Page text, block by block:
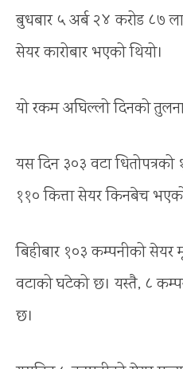
बुधबार ५ अर्ब २४ करोड ८७
सेयर कारोबार भएको थियो।
यो रकम अघिल्लो दिनको
यस दिन ३०३ वटा
११० कित्ता सेयर किनबेच
बिहीबार १०३ कम्पनीको
वटाको घटेको छ। यस्तै, ८
छ।